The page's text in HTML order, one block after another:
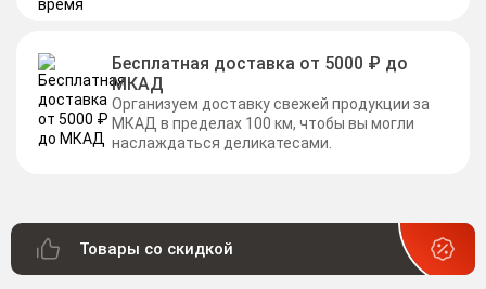
Бесплатная доставка от 5000 ₽ до
МКАД
Организуем доставку свежей продукции за
МКАД в пределах 100 км, чтобы вы могли
наслаждаться деликатесами.
Товары со скидкой